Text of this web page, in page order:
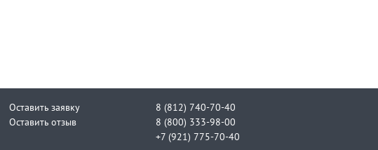
Оставить заявку
Оставить отзыв
8 (812) 740-70-40
8 (800) 333-98-00
+7 (921) 775-70-40